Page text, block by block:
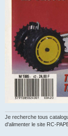
Je recherche tous
d'alimenter le site RC-